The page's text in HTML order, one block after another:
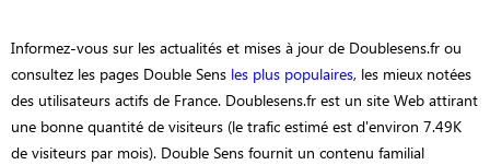
Informez-vous sur les actualités et mises à jour de Doublesens.fr ou
consultez les pages Double Sens les plus populaires, les mieux notées
des utilisateurs actifs de France. Doublesens.fr est un site Web attirant
une bonne quantité de visiteurs (le trafic estimé est d'environ 7.49K
de visiteurs par mois). Double Sens fournit un contenu familial